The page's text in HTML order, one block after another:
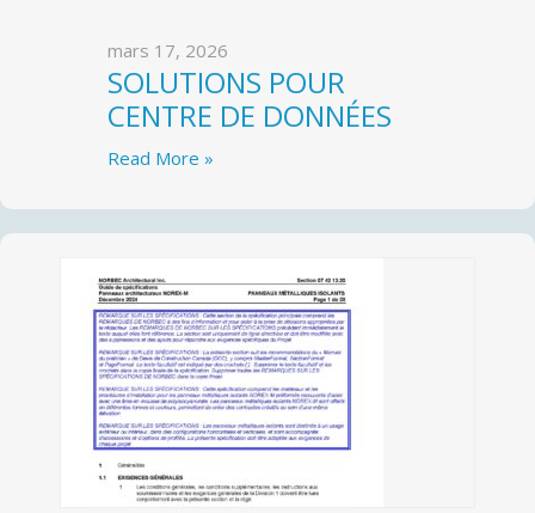
mars 17, 2026
SOLUTIONS POUR
CENTRE DE DONNÉES
Read More »